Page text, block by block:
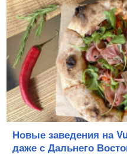
Новые заведения на
даже с Дальнего